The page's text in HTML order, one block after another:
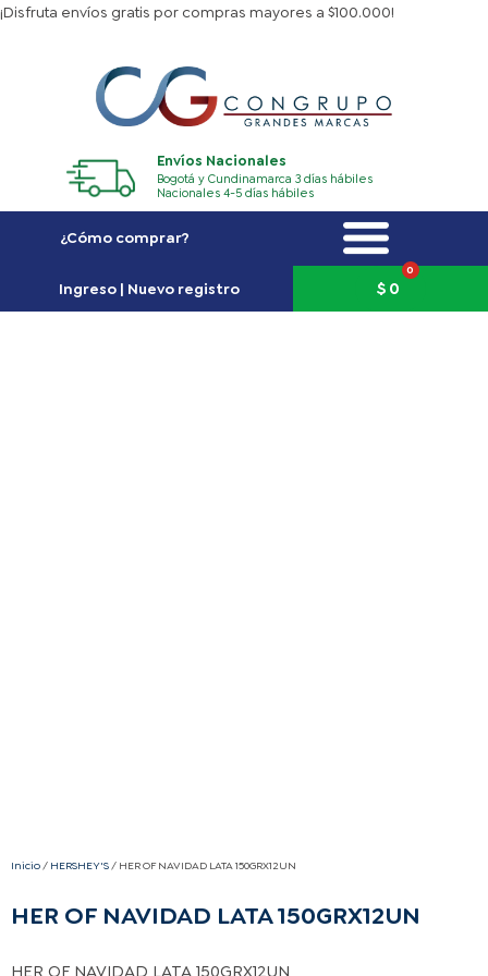
Ir
¡Disfruta envíos gratis por compras mayores a $100.000!
Envíos Nacionales
Bogotá y Cundinamarca 3 días hábiles
Nacionales 4-5 días hábiles
¿Cómo comprar?
Ingreso | Nuevo registro $0
0
Carrito
Inicio/ HERSHEY'S/ HER OF NAVIDAD LATA 150GRX12UN
HER OF NAVIDAD LATA 150GRX12UN
HER OF NAVIDAD LATA 150GRX12UN